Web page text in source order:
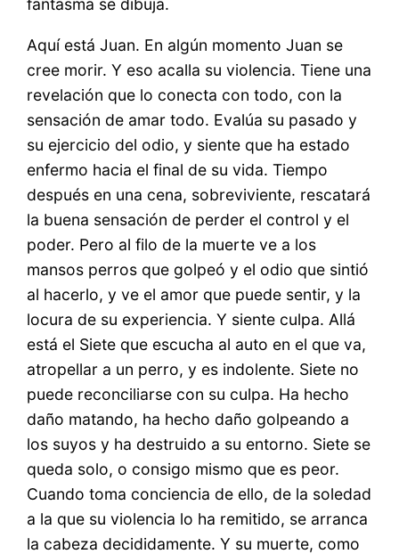
fantasma se dibuja.
Aquí está Juan. En algún momento Juan se
cree morir. Y eso acalla su violencia. Tiene una
revelación que lo conecta con todo, con la
sensación de amar todo. Evalúa su pasado y
su ejercicio del odio, y siente que ha estado
enfermo hacia el final de su vida. Tiempo
después en una cena, sobreviviente, rescatará
la buena sensación de perder el control y el
poder. Pero al filo de la muerte ve a los
mansos perros que golpeó y el odio que sintió
al hacerlo, y ve el amor que puede sentir, y la
locura de su experiencia. Y siente culpa. Allá
está el Siete que escucha al auto en el que va,
atropellar a un perro, y es indolente. Siete no
puede reconciliarse con su culpa. Ha hecho
daño matando, ha hecho daño golpeando a
los suyos y ha destruido a su entorno. Siete se
queda solo, o consigo mismo que es peor.
Cuando toma conciencia de ello, de la soledad
a la que su violencia lo ha remitido, se arranca
la cabeza decididamente. Y su muerte, como